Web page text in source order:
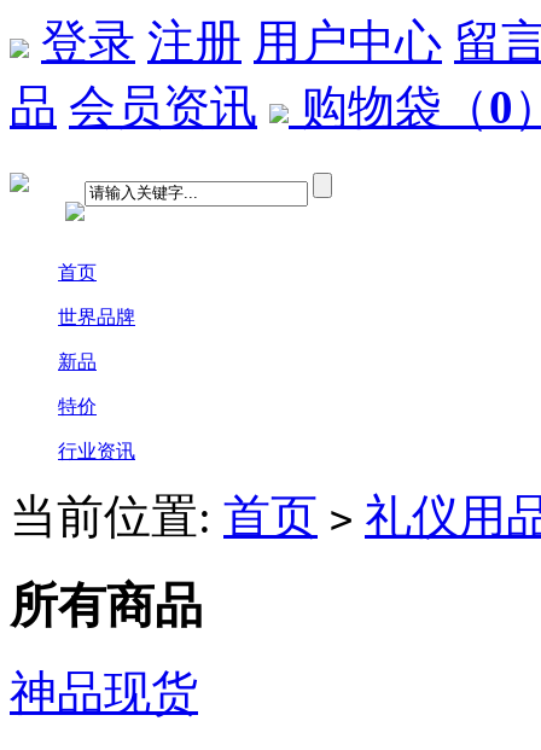
登录 注册 用户中心 留
品 会员资讯 购物袋 （0
首页
世界品牌
新品
特价
行业资讯
当前位置: 首页 > 礼仪用
所有商品
神品现货